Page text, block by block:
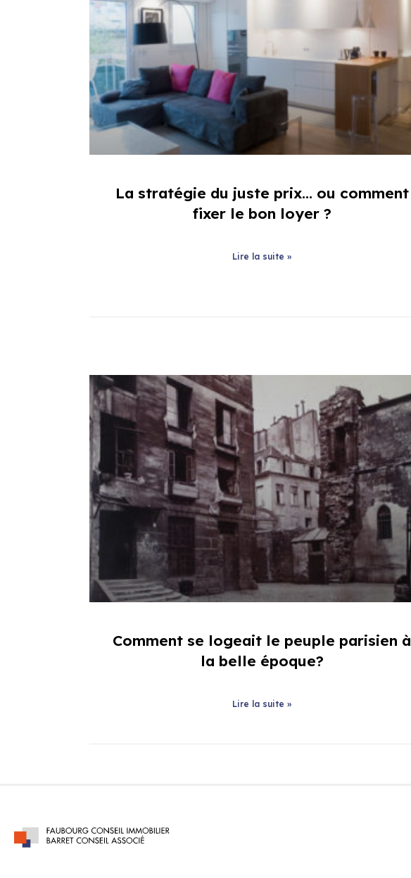
La stratégie du juste prix… ou comment
fixer le bon loyer ?
Lire la suite »
Comment se logeait le peuple parisien à
la belle époque?
Lire la suite »